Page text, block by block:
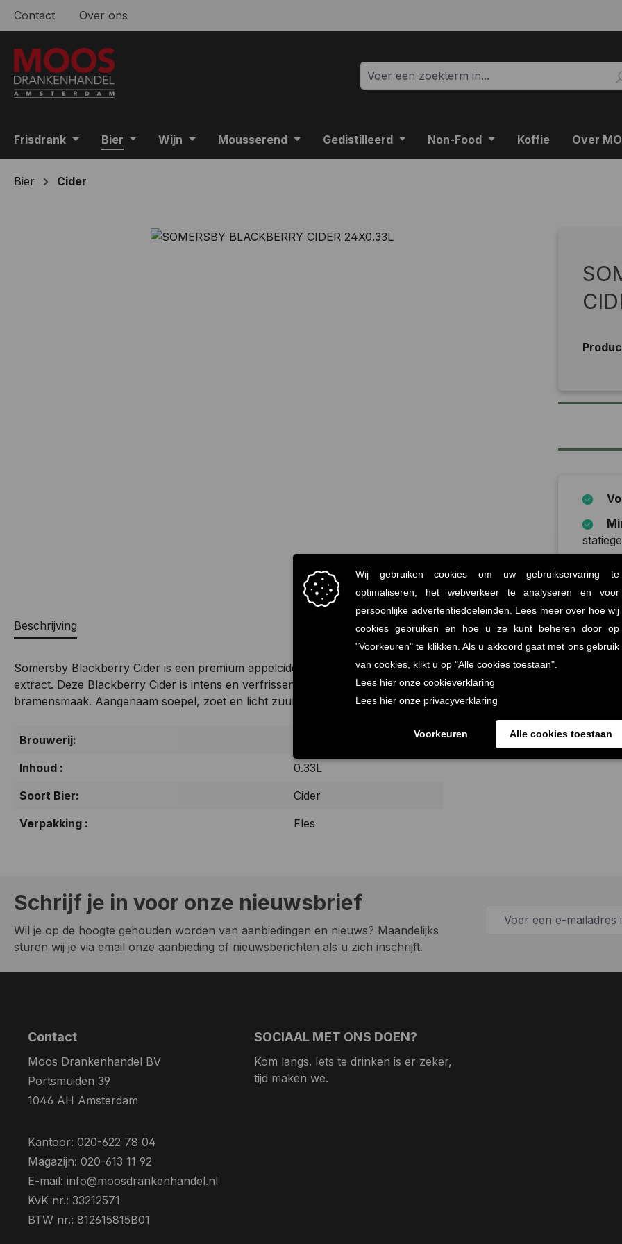
naar de hoofdinhoud
Ga naar de zoekopdracht
Ga naar de hoofdnavigatie
Contact Over ons
Frisdrank Bier Wijn Mousserend Gedistilleerd Non-Food Koffie Over
Bier Cider
Afbeeldingengalerij overslaan
Beschrijving
Somersby Blackberry Cider is een premium appelcider met toevoeging van natuurlijk blackberry
extract. Deze Blackberry Cider is intens en verfrissend met een uitgebalanceerde friszoete
bramensmaak. Aangenaam soepel, zoet en licht zuur.
Brouwerij:
Inhoud :
0.33L
Soort Bier:
Cider
Verpakking :
Fles
Schrijf je in voor onze nieuwsbrief
Wil je op de hoogte gehouden worden van aanbiedingen en nieuws? Maandelijks
sturen wij je via email onze aanbieding of nieuwsberichten als u zich inschrijft.
Contact
Moos Drankenhandel BV
Portsmuiden 39
1046 AH Amsterdam
Kantoor: 020-622 78 04
Magazijn: 020-613 11 92
E-mail: info@moosdrankenhandel.nl
KvK nr.: 33212571
BTW nr.: 812615815B01
SOCIAAL MET ONS DOEN?
Kom langs. Iets te drinken is er zeker,
tijd maken we.